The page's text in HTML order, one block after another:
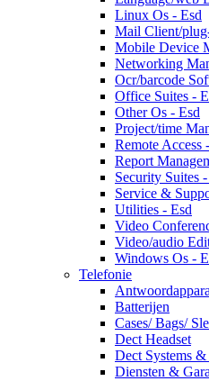
Linux Os - Esd
Mail Client/
Mobile Device
Networking
Ocr/barcode
Office Suites -
Other Os - Esd
Project/time
Remote Access
Report
Security Suites
Service &
Utilities - Esd
Video
Video/audio
Windows Os -
Telefonie
Batterijen
Cases/ Bags/
Dect Headset
Dect Systems &
Diensten &